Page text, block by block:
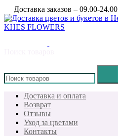
Доставка заказов – 09.00-24.00
Доставка и оплата
Возврат
Отзывы
Уход за цветами
Контакты